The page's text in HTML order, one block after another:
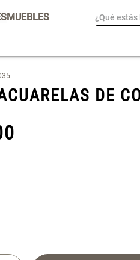
MUEBLES ¿Qué
DE
Plegable Led con